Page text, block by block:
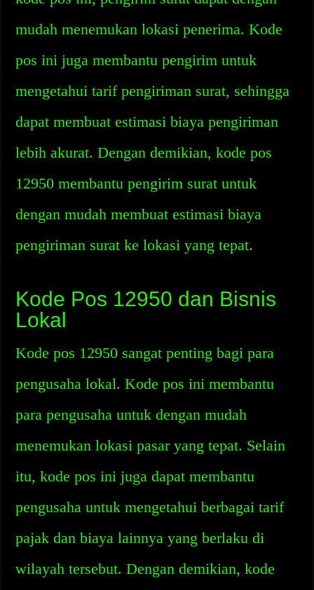
mudah menemukan lokasi penerima. Kode
pos ini juga membantu pengirim untuk
mengetahui tarif pengiriman surat, sehingga
dapat membuat estimasi biaya pengiriman
lebih akurat. Dengan demikian, kode pos
12950 membantu pengirim surat untuk
dengan mudah membuat estimasi biaya
pengiriman surat ke lokasi yang tepat.
Kode Pos 12950 dan Bisnis
Lokal
Kode pos 12950 sangat penting bagi para
pengusaha lokal. Kode pos ini membantu
para pengusaha untuk dengan mudah
menemukan lokasi pasar yang tepat. Selain
itu, kode pos ini juga dapat membantu
pengusaha untuk mengetahui berbagai tarif
pajak dan biaya lainnya yang berlaku di
wilayah tersebut. Dengan demikian, kode